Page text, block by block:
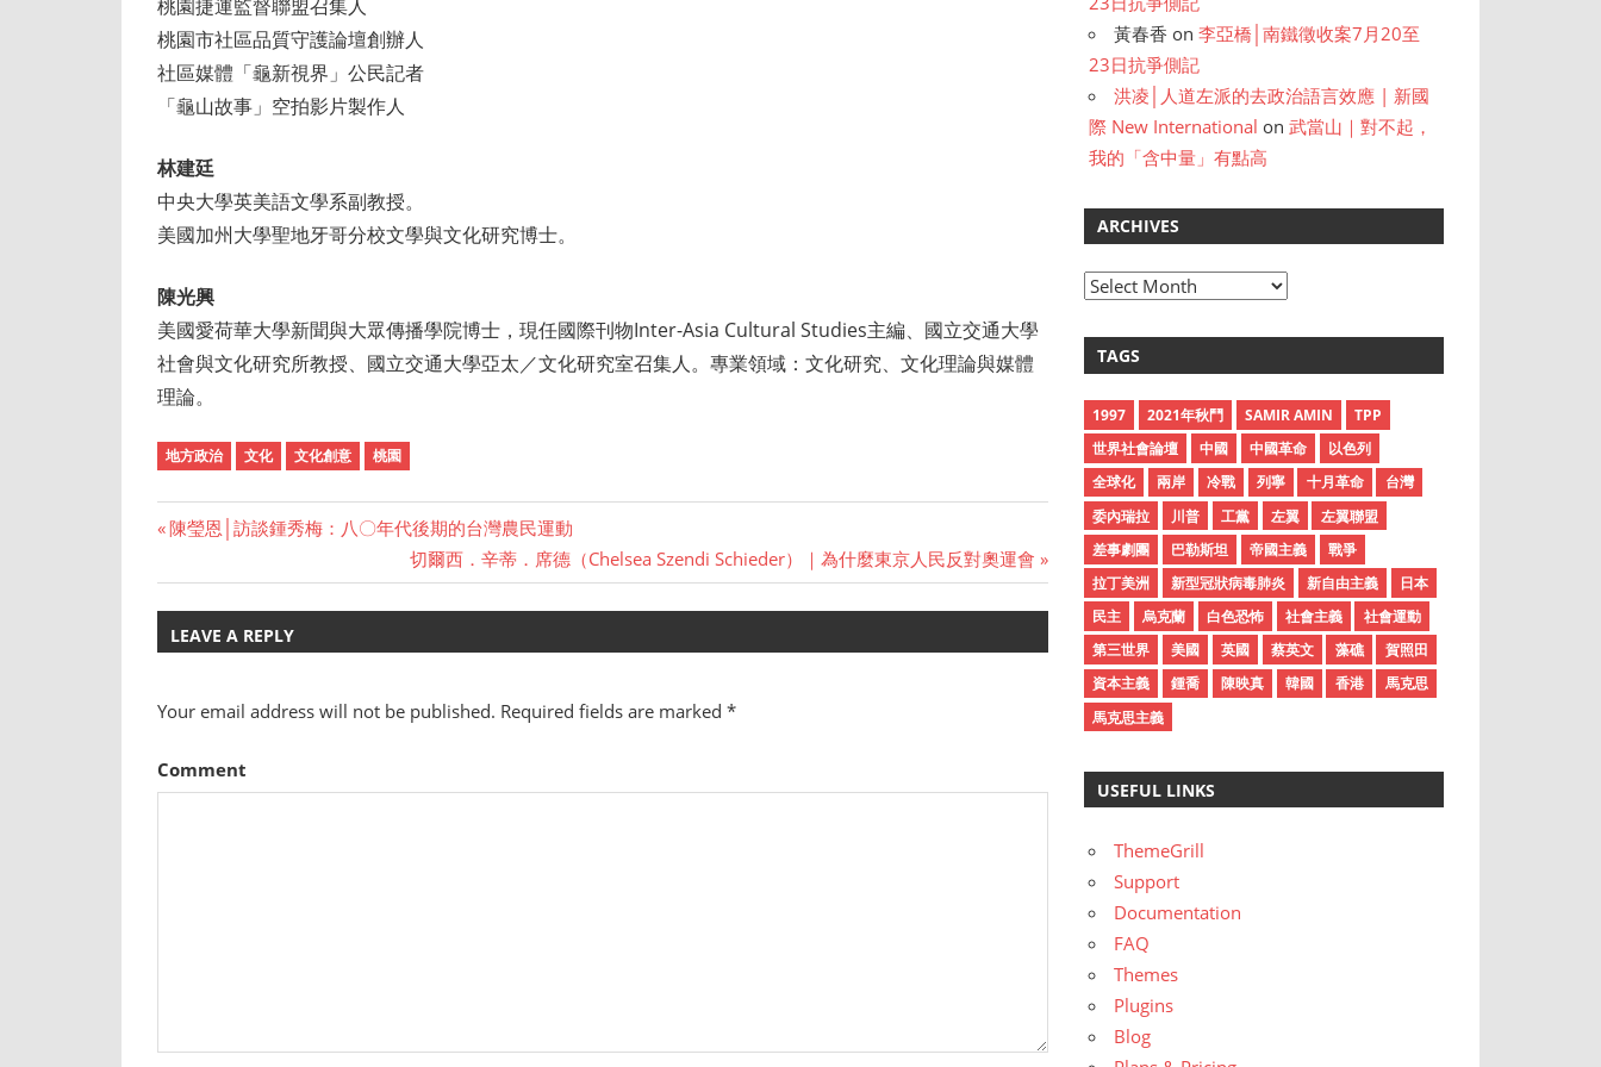
桃園捷運監督聯盟召集人
桃園市社區品質守護論壇創辦人
社區媒體「龜新視界」公民記者
「龜山故事」空拍影片製作人
林建廷
中央大學英美語文學系副教授。
美國加州大學聖地牙哥分校文學與文化研究博士。
陳光興
美國愛荷華大學新聞與大眾傳播學院博士，現任國際刊物Inter-Asia Cultural Studies主編、國立交通大學
社會與文化研究所教授、國立交通大學亞太／文化研究室召集人。專業領域：文化研究、文化理論與媒體
理論。
地方政治 文化 文化創意 桃園
navigation
Previous
陳瑩恩│訪談鍾秀梅：八〇年代後期的台灣農民運動
Next
Post:
切爾西．辛蒂．席德（Chelsea Szendi Schieder）｜為什麼東京人民反對奧運會
LEAVE A REPLY
Your email address will not be published. Required fields are marked *
Comment
黃春香 on李亞橋│南鐵徵收案7月20至
23日抗爭側記
洪凌│人道左派的去政治語言效應 | 新國
際 New International on武當山｜對不起，
我的「含中量」有點高
ARCHIVES
A
h
v
e
s
TAGS
1997 2021年秋鬥 SAMIR AMIN
TPP
世界社會論壇
中國 中國革命
以色列
全球化
兩岸 冷戰 列寧 十月革命
台灣
委內瑞拉
川普 工黨 左翼
左翼聯盟
差事劇團
巴勒斯坦 帝國主義
戰爭
拉丁美洲
新型冠狀病毒肺炎 新自由主義
日本
民主
烏克蘭 白色恐怖 社會主義
社會運動
第三世界
美國 英國 蔡英文 藻礁
賀照田
資本主義
鍾喬 陳映真 韓國 香港
馬克思
馬克思主義
USEFUL LINKS
ThemeGrill
Support
Documentation
FAQ
Themes
Plugins
Blog